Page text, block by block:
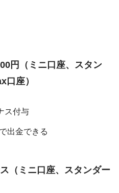
円（ミニ口座、スタン
座）
ス付与
出金できる
（ミニ口座、スタンダー